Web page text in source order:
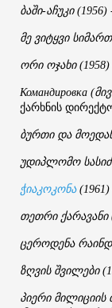
ბაში-აჩუკი(1956)
მე ვიტყვი
ორი ოჯახი(1958)
Командировка (
ქარხნის
ბურთი და
უდიპლომო
ჭიაკოკონა(1961)
თეთრი ქარავანი
ცეროდენა
ზღვის შვილები
პიერი მილიციის